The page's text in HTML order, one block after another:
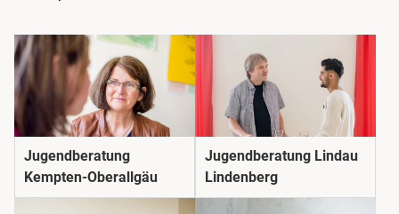
Jugendberatung
Kempten-Oberallgäu
Jugendberatung Lindau
Lindenberg